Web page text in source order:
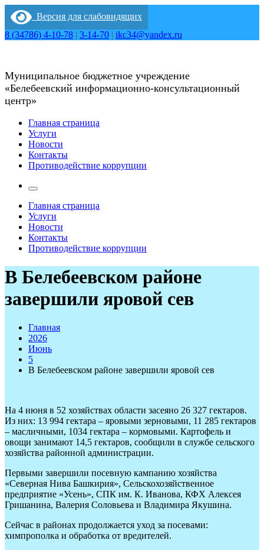
Перейти
содержимому
Версия для слабовидящих
8 (34786) 4-10-78 | 3-14-70 | ikc34@yandex.ru
Муниципальное бюджетное учреждение
«Белебеевский информационно-консультационный
центр»
Главная страница
Услуги
Новости
Контакты
Противодействие коррупции
Главная страница
Услуги
Новости
Контакты
Противодействие коррупции
В Белебеевском районе
завершили яровой сев
Главная
2026
Июнь
5
В Белебеевском районе завершили яровой сев
На 4 июня в 52 хозяйствах области засеяно 26 327 гектаров.
Из них: 13 994 гектара – яровыми зерновыми, 11 285 гектаров
– масличными, 1034 гектара – кормовыми. Картофель и
овощи занимают 14,5 гектаров, сообщили в службе сельского
хозяйства районной администрации.
Первыми завершили посевную кампанию хозяйства
«Северная Нива Башкирия», Сельскохозяйственное
предприятие «Усень», СПК им. К. Иванова, КФХ Алексея
Гришанина, Валерия Соловьева и Владимира Якушина.
Сейчас в районах продолжается уход за посевами:
химпрополка и обработка от вредителей.